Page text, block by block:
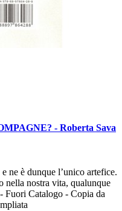
- Roberta Sava
ne è dunque l’unico artefice.
nella nostra vita, qualunque
Fuori Catalogo - Copia da